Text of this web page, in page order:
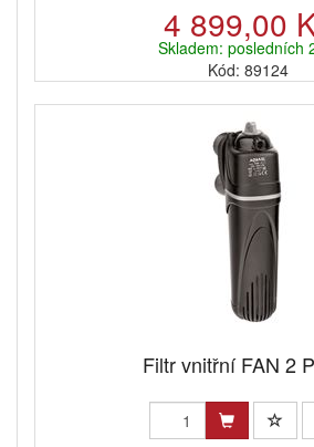
4 899,00
Skladem: posledních
Kód: 89124
Filtr vnitřní FAN 2